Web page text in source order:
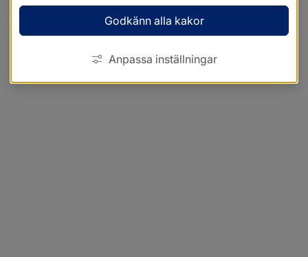
Godkänn alla kakor
Anpassa inställningar